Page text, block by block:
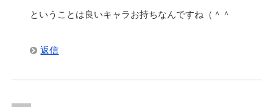
ということは良いキャラお持ちなんですね（＾＾
返信